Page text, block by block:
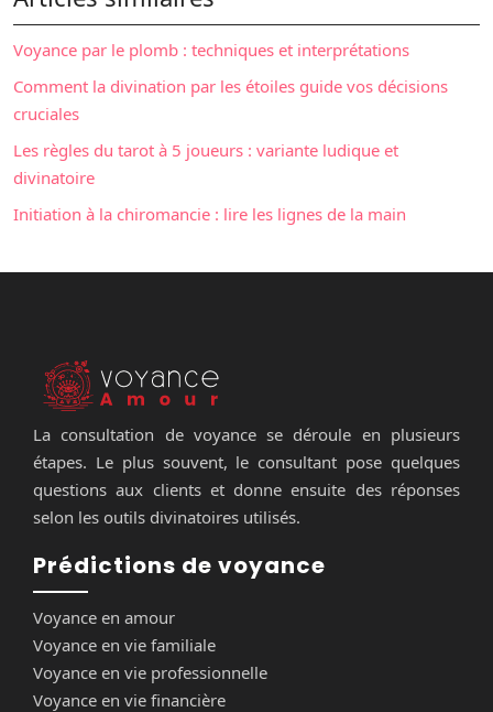
Voyance par le plomb : techniques et interprétations
Comment la divination par les étoiles guide vos décisions
cruciales
Les règles du tarot à 5 joueurs : variante ludique et
divinatoire
Initiation à la chiromancie : lire les lignes de la main
La consultation de voyance se déroule en plusieurs
étapes. Le plus souvent, le consultant pose quelques
questions aux clients et donne ensuite des réponses
selon les outils divinatoires utilisés.
Prédictions de voyance
Voyance en amour
Voyance en vie familiale
Voyance en vie professionnelle
Voyance en vie financière